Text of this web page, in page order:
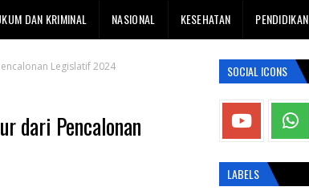
DAN KRIMINAL NASIONAL KESEHATAN PENDIDIKAN
Legislatif 2024
dari Pencalonan
SOCIAL ICONS
LABELS